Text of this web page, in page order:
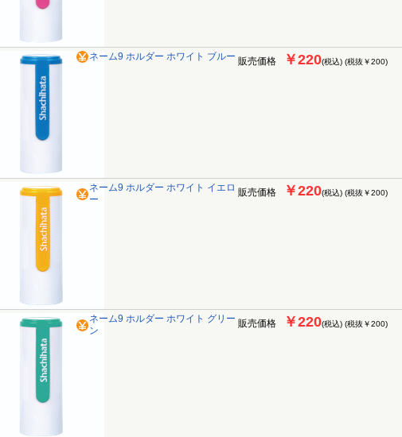
ネーム9 ホルダー ホワイト ブルー 販売価格 ￥220(税込) (税抜￥200)
ネーム9 ホルダー ホワイト イエロ
ー
販売価格 ￥220(税込) (税抜￥200)
ネーム9 ホルダー ホワイト グリー
ン
販売価格 ￥220(税込) (税抜￥200)